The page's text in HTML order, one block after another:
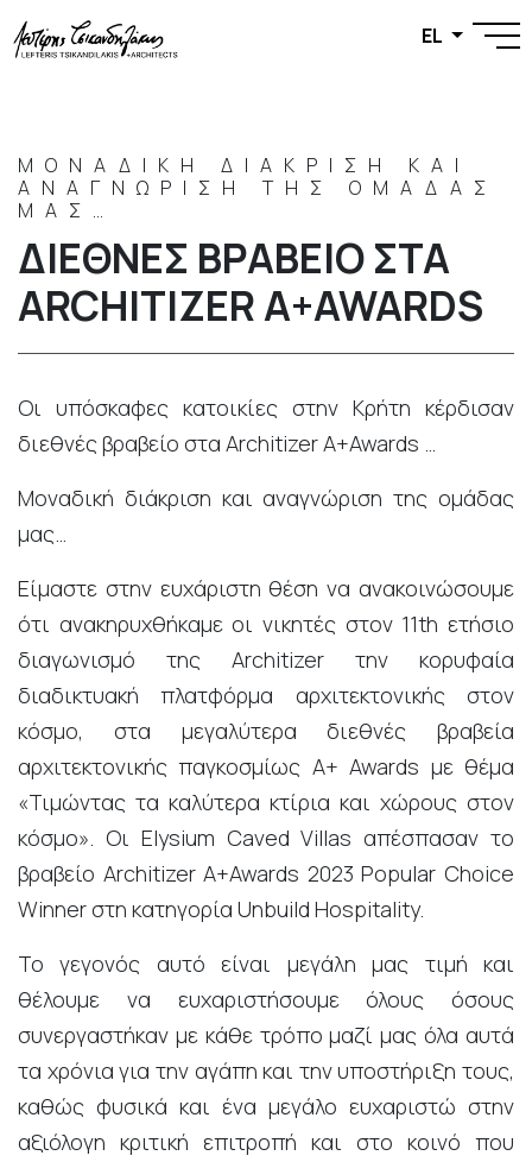
EL
ΜΟΝΑΔΙΚΉ ΔΙΆΚΡΙΣΗ ΚΑΙ
ΑΝΑΓΝΏΡΙΣΗ ΤΗΣ ΟΜΆΔΑΣ
ΜΑΣ…
ΔΙΕΘΝΈΣ ΒΡΑΒΕΊΟ ΣΤΑ
ARCHITIZER A+AWARDS
Οι υπόσκαφες κατοικίες στην Κρήτη κέρδισαν
διεθνές βραβείο στα Architizer A+Awards …
Μοναδική διάκριση και αναγνώριση της ομάδας
μας…
Είμαστε στην ευχάριστη θέση να ανακοινώσουμε
ότι ανακηρυχθήκαμε οι νικητές στον 11th ετήσιο
διαγωνισμό της Architizer την κορυφαία
διαδικτυακή πλατφόρμα αρχιτεκτονικής στον
κόσμο, στα μεγαλύτερα διεθνές βραβεία
αρχιτεκτονικής παγκοσμίως A+ Awards με θέμα
«Τιμώντας τα καλύτερα κτίρια και χώρους στον
κόσμο». Οι Elysium Caved Villas απέσπασαν το
βραβείο Architizer A+Awards 2023 Popular Choice
Winner στη κατηγορία Unbuild Hospitality.
Το γεγονός αυτό είναι μεγάλη μας τιμή και
θέλουμε να ευχαριστήσουμε όλους όσους
συνεργαστήκαν με κάθε τρόπο μαζί μας όλα αυτά
τα χρόνια για την αγάπη και την υποστήριξη τους,
καθώς φυσικά και ένα μεγάλο ευχαριστώ στην
αξιόλογη κριτική επιτροπή και στο κοινό που